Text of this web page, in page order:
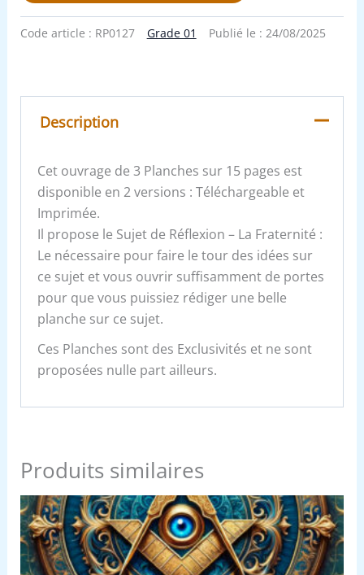
Code article : RP0127 Grade 01 Publié le : 24/08/2025
Description
Cet ouvrage de 3 Planches sur 15 pages est
disponible en 2 versions : Téléchargeable et
Imprimée.
Il propose le Sujet de Réflexion – La Fraternité :
Le nécessaire pour faire le tour des idées sur
ce sujet et vous ouvrir suffisamment de portes
pour que vous puissiez rédiger une belle
planche sur ce sujet.
Ces Planches sont des Exclusivités et ne sont
proposées nulle part ailleurs.
Produits similaires